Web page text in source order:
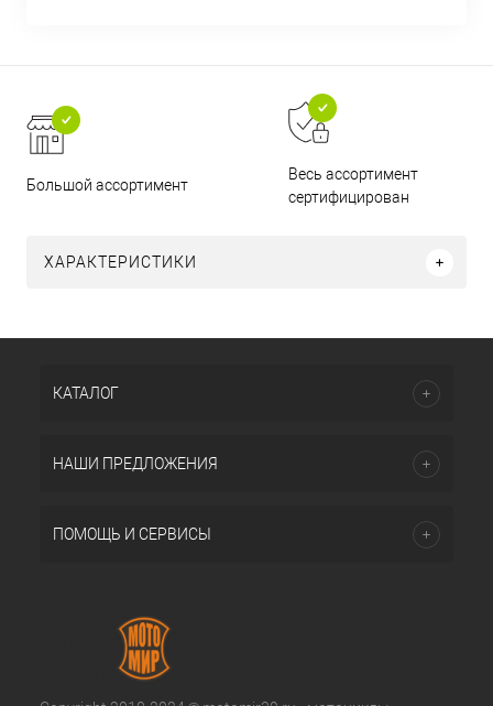
Большой ассортимент
Весь ассортимент
сертифицирован
ХАРАКТЕРИСТИКИ
КАТАЛОГ
НАШИ ПРЕДЛОЖЕНИЯ
ПОМОЩЬ И СЕРВИСЫ